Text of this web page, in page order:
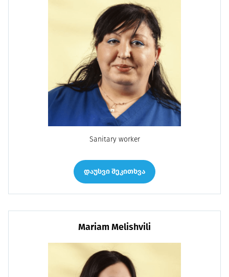
Sanitary worker
დაუსვი შეკითხვა
Mariam Melishvili